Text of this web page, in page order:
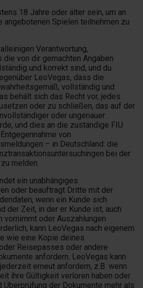
18 Jahre oder älter sein, um an
angebotenen Spielen teilnehmen zu
Verantwortung,
von dir gemachten Angaben
und korrekt sind, und du
LeoVegas, dass die
vollständig und
behält sich das Recht vor, jedes
oder zu schließen, das auf der
oder ungenauer
und dies an die zuständige FIU
von
– in Deutschland: die
bei der
melden.
ein unabhängiges
oder beauftragt Dritte mit der
wenn ein Kunde sich
der Zeit, in der er Kunde ist, auch
vornimmt oder Auszahlungen
kann LeoVegas nach eigenem
wie eine Kopie deines
Reisepasses oder andere
anfordern. LeoVegas kann
erneut anfordern, z.B. wenn
ihre Gültigkeit verloren haben oder
Überprüfung der Dokumente mehr als